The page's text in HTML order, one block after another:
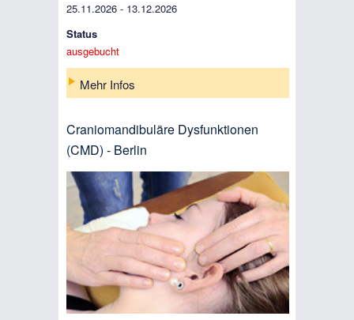
25.11.2026 - 13.12.2026
Status
ausgebucht
Mehr Infos
Craniomandibuläre Dysfunktionen
(CMD) - Berlin